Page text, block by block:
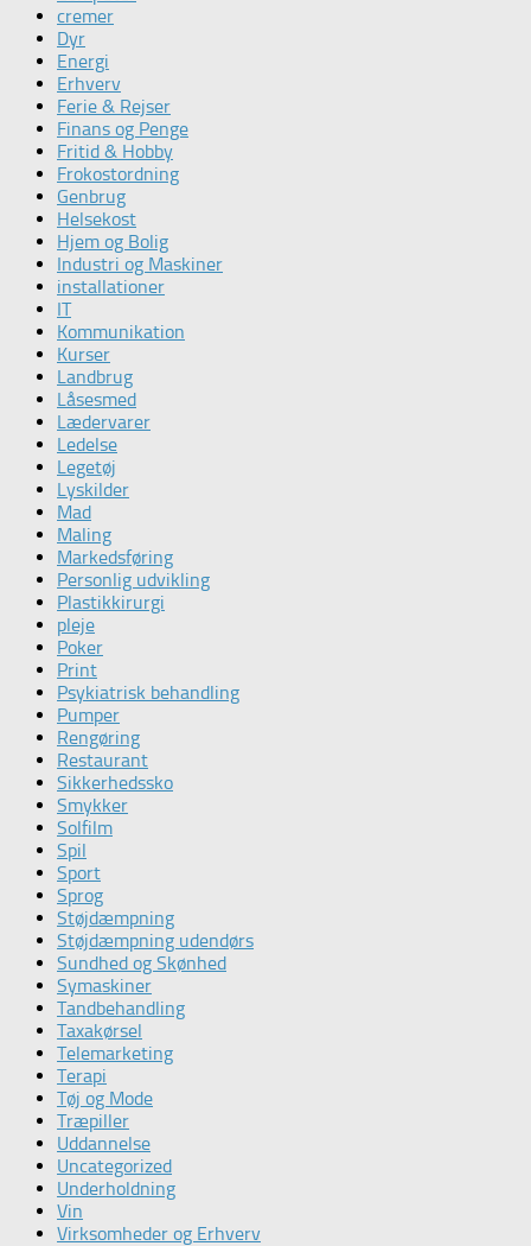
cremer
Dyr
Energi
Erhverv
Ferie & Rejser
Finans og Penge
Fritid & Hobby
Frokostordning
Genbrug
Helsekost
Hjem og Bolig
Industri og Maskiner
installationer
IT
Kommunikation
Kurser
Landbrug
Låsesmed
Lædervarer
Ledelse
Legetøj
Lyskilder
Mad
Maling
Markedsføring
Personlig udvikling
Plastikkirurgi
pleje
Poker
Print
Psykiatrisk behandling
Pumper
Rengøring
Restaurant
Sikkerhedssko
Smykker
Solfilm
Spil
Sport
Sprog
Støjdæmpning
Støjdæmpning udendørs
Sundhed og Skønhed
Symaskiner
Tandbehandling
Taxakørsel
Telemarketing
Terapi
Tøj og Mode
Træpiller
Uddannelse
Uncategorized
Underholdning
Vin
Virksomheder og Erhverv